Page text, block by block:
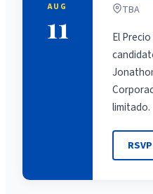
AUG
11 TBA
El
limitado.
RSVP